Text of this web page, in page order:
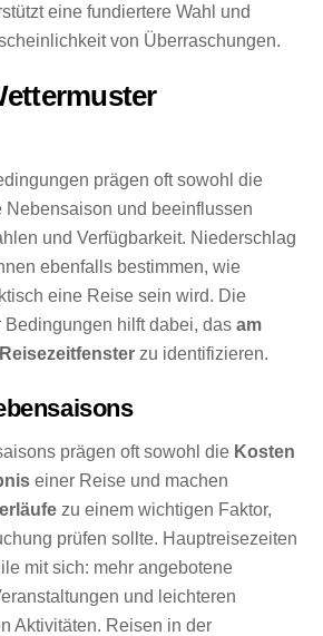
eine fundiertere Wahl und
von Überraschungen.
prägen oft sowohl die
Nebensaison und beeinflussen
und Verfügbarkeit. Niederschlag
ebenfalls bestimmen, wie
eine Reise sein wird. Die
Bedingungen hilft dabei, dasam
zu identifizieren.
prägen oft sowohl die Kosten
einer Reise und machen
zu einem wichtigen Faktor,
prüfen sollte. Hauptreisezeiten
mit sich: mehr angebotene
und leichteren
Aktivitäten. Reisen in der